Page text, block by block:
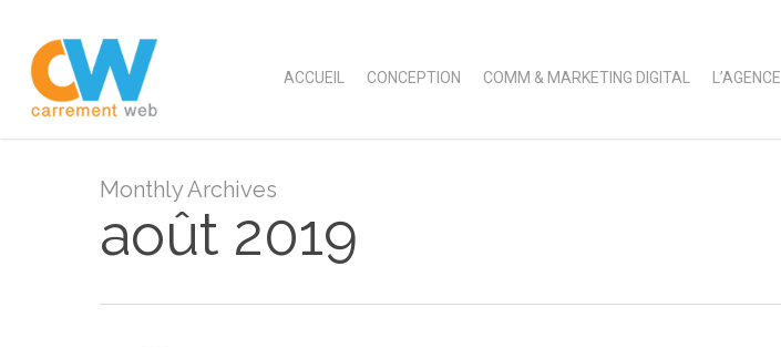
main
content
ACCUEIL CONCEPTION COMM & MARKETING DIGITAL L’AGENCE
Monthly Archives
août 2019